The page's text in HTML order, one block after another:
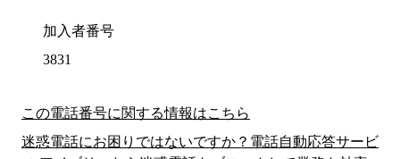
加入者番号
3831
この電話番号に関する情報はこちら
迷惑電話にお困りではないですか？電話自動応答サービ